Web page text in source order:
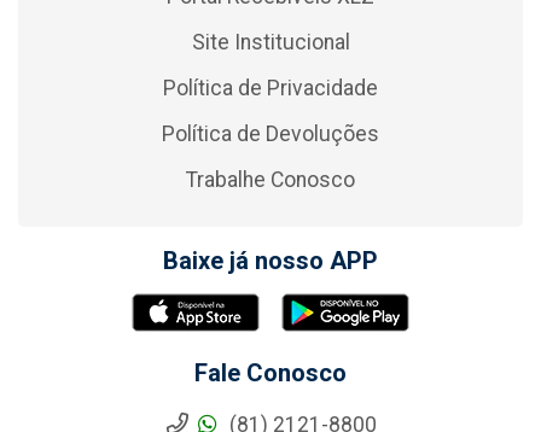
Site Institucional
Política de Privacidade
Política de Devoluções
Trabalhe Conosco
Baixe já nosso APP
Fale Conosco
(81) 2121-8800